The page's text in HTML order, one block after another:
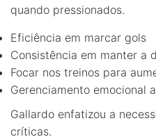
quando pressionados.
Eficiência em marcar gols
Consistência em manter a
Focar nos treinos para
Gerenciamento emocional
Gallardo enfatizou a
críticas.